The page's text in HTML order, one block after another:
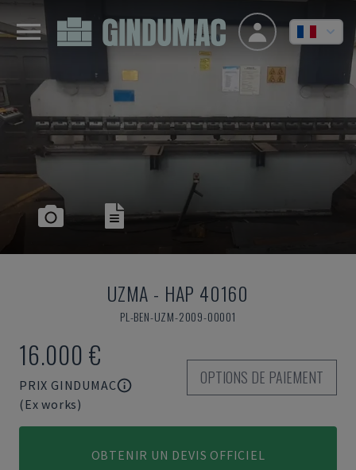
UZMA - HAP 40160
PL-BEN-UZM-2009-00001
16.000 €
PRIX GINDUMAC
(Ex works)
OPTIONS DE PAIEMENT
OBTENIR UN DEVIS OFFICIEL